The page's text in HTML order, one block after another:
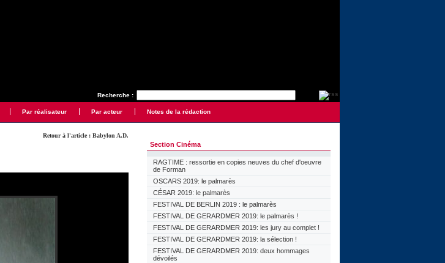
Recherche :
Par réalisateur Par acteur Notes de la rédaction
Retour à l'article : Babylon A.D.
Section Cinéma
RAGTIME : ressortie en copies neuves du chef d'oeuvre
de Forman
OSCARS 2019: le palmarès
CÉSAR 2019: le palmarès
FESTIVAL DE BERLIN 2019 : le palmarès
FESTIVAL DE GERARDMER 2019: le palmarès !
FESTIVAL DE GERARDMER 2019: les jury au complet !
FESTIVAL DE GERARDMER 2019: la sélection !
FESTIVAL DE GERARDMER 2019: deux hommages
dévoilés